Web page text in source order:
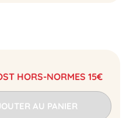
HORS-NORMES 15€
AU PANIER